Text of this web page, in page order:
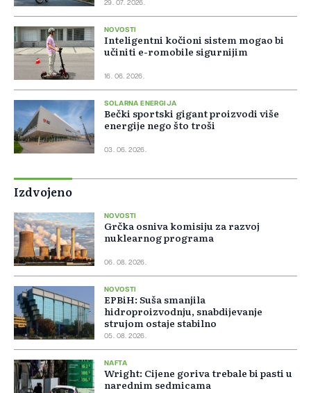
29. 07. 2026.
NOVOSTI
Inteligentni kočioni sistem mogao bi
učiniti e-romobile sigurnijim
16. 06. 2026.
SOLARNA ENERGIJA
Bečki sportski gigant proizvodi više
energije nego što troši
03. 06. 2026.
Izdvojeno
NOVOSTI
Grčka osniva komisiju za razvoj
nuklearnog programa
06. 08. 2026.
NOVOSTI
EPBiH: Suša smanjila
hidroproizvodnju, snabdijevanje
strujom ostaje stabilno
05. 08. 2026.
NAFTA
Wright: Cijene goriva trebale bi pasti u
narednim sedmicama